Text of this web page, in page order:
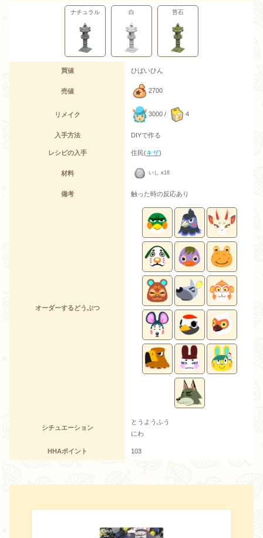
ナチュラル 白 苔石
買値 ひばいひん
売値 2700
リメイク 3000 / 4
入手方法 DIYで作る
レシピの入手 住民(キザ)
材料 いし x18
備考 触った時の反応あり
オーダーするどうぶつ
シチュエーション
とうようふう
にわ
HHAポイント 103